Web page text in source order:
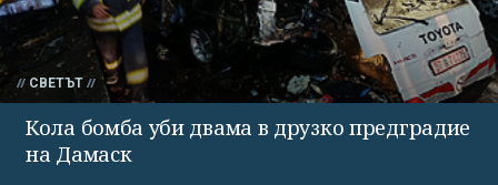
СВЕТЪТ
Кола бомба уби двама в друзко предградие
на Дамаск